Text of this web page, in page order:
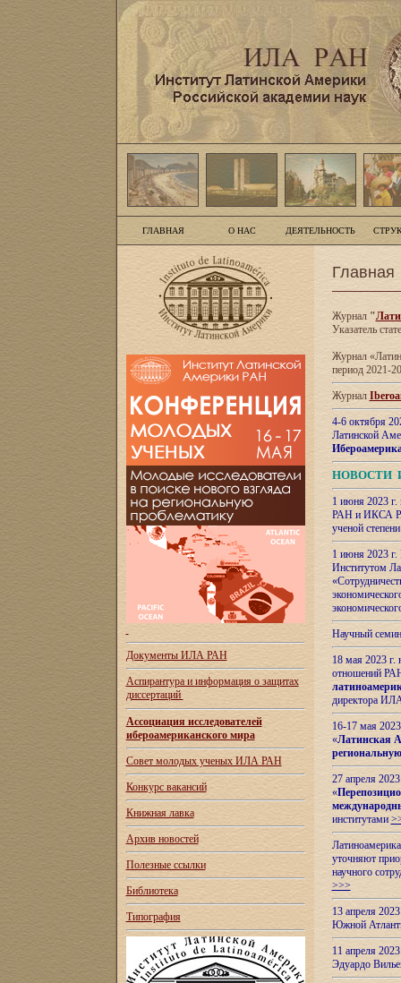
ГЛАВНАЯ О НАС ДЕЯТЕЛЬНОСТЬ
Документы ИЛА РАН
Аспирантура и информация о защитах
диссертаций
Ассоциация исследователей
ибероамериканского мира
Совет молодых ученых ИЛА РАН
Конкурс вакансий
Книжная лавка
Архив новостей
Полезные ссылки
Библиотека
Типография
Главная
Журнал"
Указатель
Журнал
период 2021-
Журнал
4-6 октября
Латинской
НОВОСТИ
1 июня 2023
РАН и ИКСА
ученой
1 июня 2023
Институтом
Научный
18 мая 2023
отношений
директора
16-17 мая
«Латинская
27 апреля
«
институтами
уточняют
научного
>>>
13 апреля
Южной
11 апреля
Эдуардо